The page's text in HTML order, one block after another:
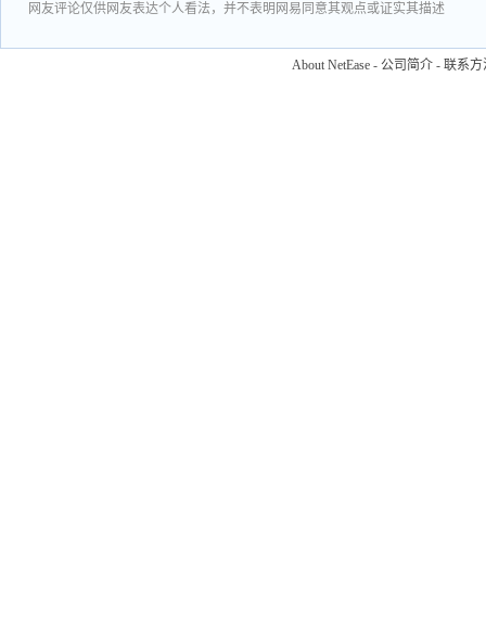
网友评论仅供网友表达个人看法，并不表明网易同意其观点或证实其描述
About NetEase - 公司简介 - 联系方